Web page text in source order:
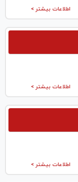
اطلاعات بیشتر >
اطلاعات بیشتر >
اطلاعات بیشتر >